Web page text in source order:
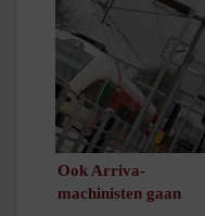
Ook Arriva-
machinisten gaan